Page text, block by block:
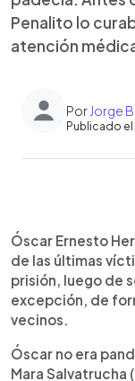
Penalito lo
atención
Por Jorge
Publicado
►
Óscar Ernesto
de las últimas
prisión, luego de
excepción, de
vecinos.
Óscar no era
Mara Salvatrucha